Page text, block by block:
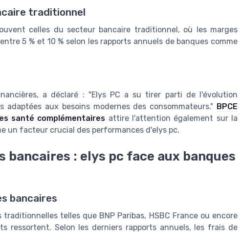
traditionnel
celles du secteur bancaire traditionnel, où les marges
5 % et 10 % selon les rapports annuels de banques comme
a déclaré : "Elys PC a su tirer parti de l'évolution
aux besoins modernes des consommateurs." BPCE
santé complémentaires attire l'attention également sur la
un facteur crucial des performances d'elys pc.
bancaires : elys pc face aux banques
bancaires
telles que BNP Paribas, HSBC France ou encore
ressortent. Selon les derniers rapports annuels, les frais de